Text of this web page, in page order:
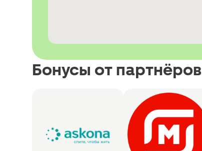
Бонусы от партнёров